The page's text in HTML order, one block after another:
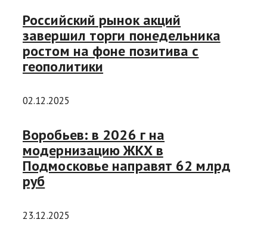
Российский рынок акций
завершил торги понедельника
ростом на фоне позитива с
геополитики
02.12.2025
Воробьев: в 2026 г на
модернизацию ЖКХ в
Подмосковье направят 62 млрд
руб
23.12.2025